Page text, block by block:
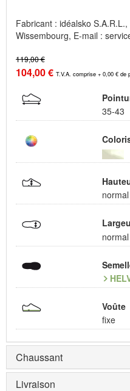
Fabricant : idéalsko
Wissembourg, E-mail :
119,00 €
104,00 € T.V.A. comprise + 0,00 € de
35-43
Voûte
fixe
Chaussant
Livraison